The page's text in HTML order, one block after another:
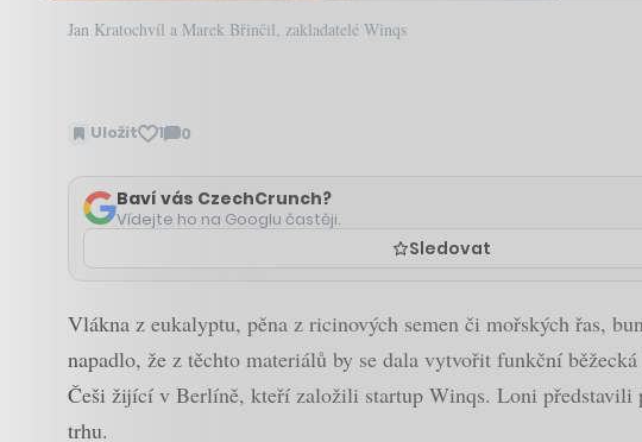
Jan Kratochvíl a Marek Břinčil, zakladatelé Winqs
Uložit 1 0
Zobrazit
Baví vás CzechCrunch?
Vídejte ho na Googlu častěji.
Sledovat
Vlákna z eukalyptu, pěna z ricinových semen či mořských řas,
napadlo, že z těchto materiálů by se dala vytvořit funkční
Češi žijící v Berlíně, kteří založili startup Winqs. Loni představili
trhu.